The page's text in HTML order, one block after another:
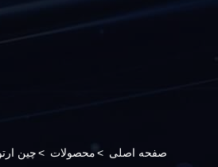
صفحه اصلی >محصولات >چین